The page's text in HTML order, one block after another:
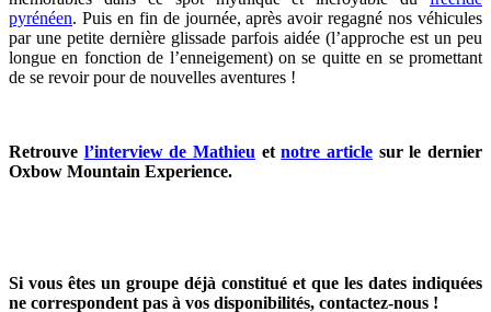
pyrénéen. Puis en fin de journée, après avoir regagné nos véhicules
par une petite dernière glissade parfois aidée (l’approche est un peu
longue en fonction de l’enneigement) on se quitte en se promettant
de se revoir pour de nouvelles aventures !
Retrouve l’interview de Mathieu etnotre article sur le dernier
Oxbow Mountain Experience.
Si vous êtes un groupe déjà constitué et que les dates indiquées
ne correspondent pas à vos disponibilités, contactez-nous !